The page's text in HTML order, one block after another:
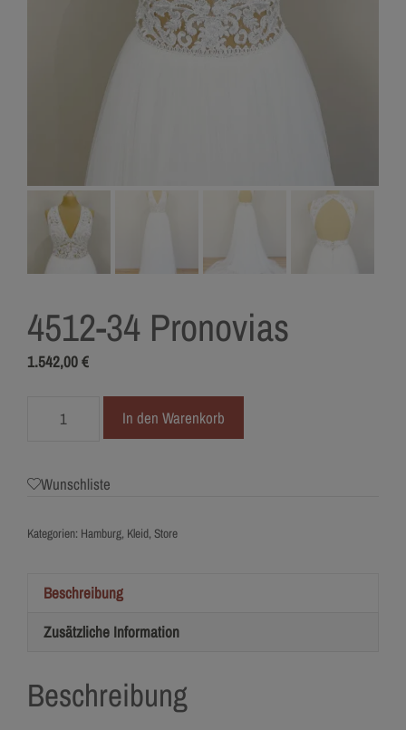
4512-34 Pronovias
1.542,00€
Menge
In den Warenkorb
Wunschliste
Kategorien: Hamburg, Kleid, Store
Beschreibung
Zusätzliche Information
Beschreibung